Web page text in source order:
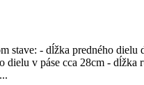
stave: - dĺžka predného dielu
dielu v páse cca 28cm - dĺžka